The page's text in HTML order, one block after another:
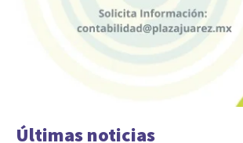
Últimas noticias